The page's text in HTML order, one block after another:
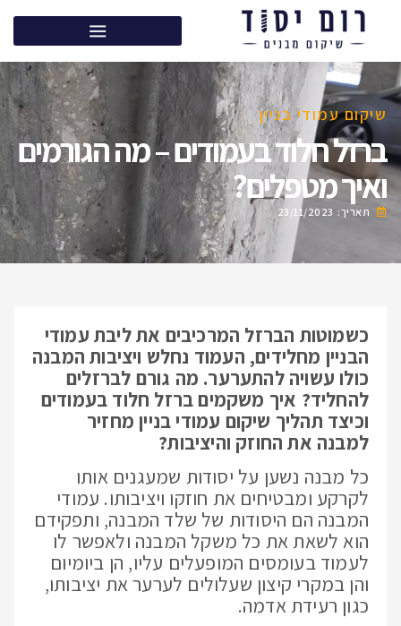
שיקום עמודי בניין
ברזל חלוד בעמודים – מה הגורמים
ואיך מטפלים?
תאריך: 23/11/2023
כשמוטות הברזל המרכיבים את ליבת עמודי
הבניין מחלידים, העמוד נחלש ויציבות המבנה
כולו עשויה להתערער. מה גורם לברזלים
להחליד? איך משקמים ברזל חלוד בעמודים
וכיצד תהליך שיקום עמודי בניין מחזיר
למבנה את החוזק והיציבות?
כל מבנה נשען על יסודות שמעגנים אותו
לקרקע ומבטיחים את חוזקו ויציבותו. עמודי
המבנה הם היסודות של שלד המבנה, ותפקידם
הוא לשאת את כל משקל המבנה ולאפשר לו
לעמוד בעומסים המופעלים עליו, הן ביומיום
והן במקרי קיצון שעלולים לערער את יציבותו,
כגון רעידת אדמה.